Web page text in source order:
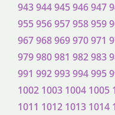
943944945946947
955956957958959
967968969970971
979980981 982983
991 992993994995
1002 1003 1004 1005
1011 1012 1013 1014